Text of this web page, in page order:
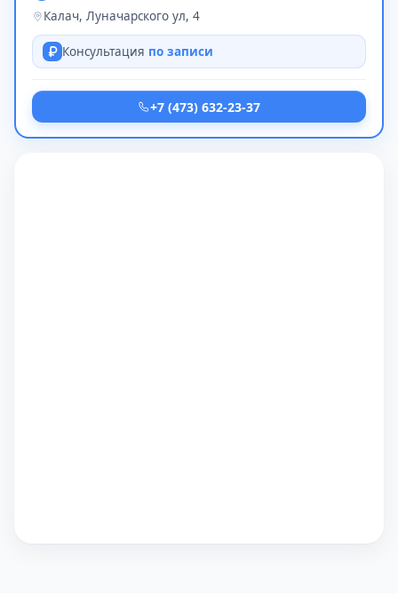
Калач, Луначарского ул, 4
Консультация по записи
+7 (473) 632-23-37